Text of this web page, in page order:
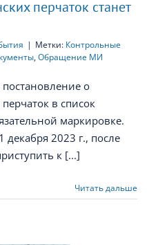
перчаток станет
| Метки: Контрольные
,Обращение МИ
о
в список
маркировке.
декабря 2023 г., после
к [...]
Читать дальше